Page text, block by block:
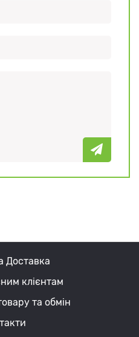
Доставка
клієнтам
та обмін